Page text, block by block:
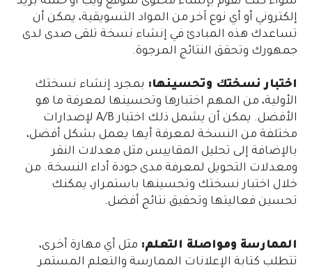
إلكتروني أو أي نوع آخر من المواد التسويقية، يمكن أن
تساعدك هذه المبادئ في إنشاء نسخة تلقى صدى لدى
جمهورك وتحقق النتائج المرجوة.
اختبار نسختك وتحسينها: بمجرد إنشاء نسختك
الأولية، من المهم اختبارها وتحسينها لمعرفة ما هو
الأفضل. يمكن أن يشمل ذلك اختبار A/B لإصدارات
مختلفة من النسخة لمعرفة أيها يعمل بشكل أفضل،
بالإضافة إلى تحليل المقاييس مثل معدلات النقر
ومعدلات التحويل لمعرفة مدى جودة أداء النسخة. من
خلال اختبار نسختك وتحسينها باستمرار، يمكنك
تحسين فعاليتها وتحقيق نتائج أفضل.
الممارسة ومواصلة التعلم: مثل أي مهارة أخرى،
تتطلب كتابة الإعلانات الممارسة والتعلم المستمر